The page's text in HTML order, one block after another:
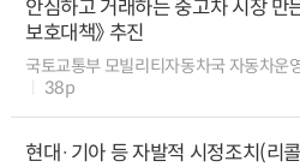
안심하고 거래하는 중고차 시장 만
보호대책》 추진
국토교통부 모빌리티자동차국 자동차운
38p
현대·기아 등 자발적 시정조치(리